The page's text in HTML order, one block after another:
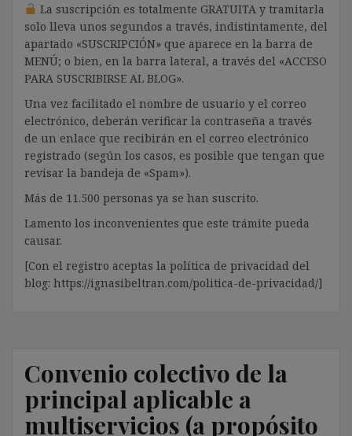
La suscripción es totalmente GRATUITA y tramitarla
solo lleva unos segundos a través, indistintamente, del
apartado «SUSCRIPCIÓN» que aparece en la barra de
MENÚ; o bien, en la barra lateral, a través del «ACCESO
PARA SUSCRIBIRSE AL BLOG».
Una vez facilitado el nombre de usuario y el correo
electrónico, deberán verificar la contraseña a través
de un enlace que recibirán en el correo electrónico
registrado (según los casos, es posible que tengan que
revisar la bandeja de «Spam»).
Más de 11.500 personas ya se han suscrito.
Lamento los inconvenientes que este trámite pueda
causar.
[Con el registro aceptas la política de privacidad del
blog: https://ignasibeltran.com/politica-de-privacidad/]
Convenio colectivo de la
principal aplicable a
multiservicios (a propósito